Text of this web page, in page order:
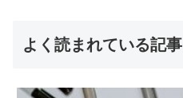
よく読まれている記事